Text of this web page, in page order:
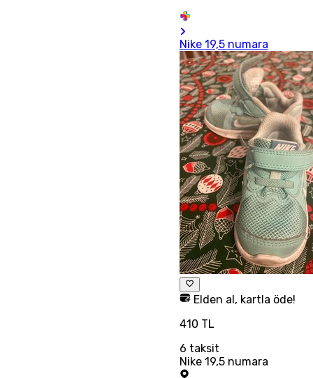
Nike 19,5 numara
Elden al, kartla öde!
410 TL
6 taksit
Nike 19,5 numara